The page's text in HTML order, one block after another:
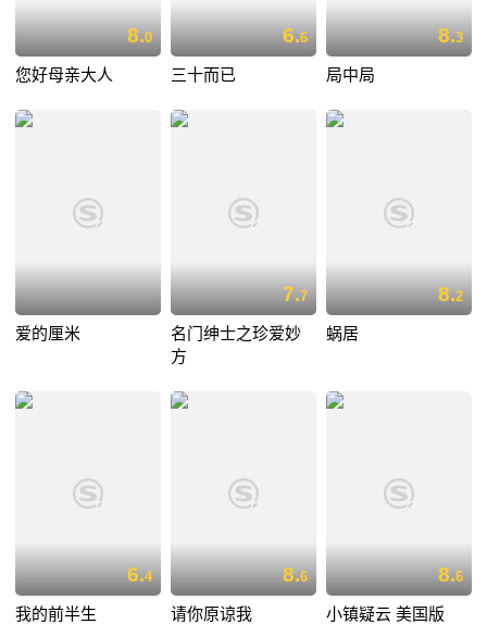
8.0
您好母亲大人
6.6
三十而已
8.3
局中局
爱的厘米
7.7
名门绅士之珍爱妙
方
8.2
蜗居
6.4
我的前半生
8.6
请你原谅我
8.6
小镇疑云 美国版